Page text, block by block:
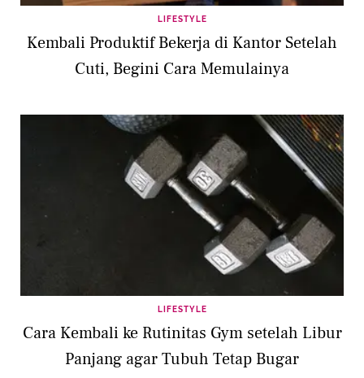
LIFESTYLE
Kembali Produktif Bekerja di Kantor Setelah
Cuti, Begini Cara Memulainya
LIFESTYLE
Cara Kembali ke Rutinitas Gym setelah Libur
Panjang agar Tubuh Tetap Bugar